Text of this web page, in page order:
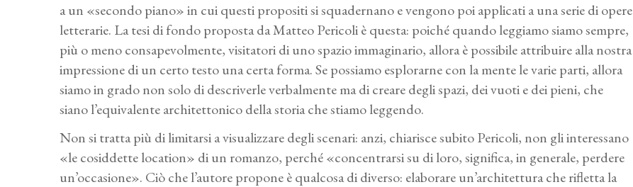
a un «secondo piano» in cui questi propositi si squadernano e vengono poi applicati a una serie di opere
letterarie. La tesi di fondo proposta da Matteo Pericoli è questa: poiché quando leggiamo siamo sempre,
più o meno consapevolmente, visitatori di uno spazio immaginario, allora è possibile attribuire alla nostra
impressione di un certo testo una certa forma. Se possiamo esplorarne con la mente le varie parti, allora
siamo in grado non solo di descriverle verbalmente ma di creare degli spazi, dei vuoti e dei pieni, che
siano l’equivalente architettonico della storia che stiamo leggendo.
Non si tratta più di limitarsi a visualizzare degli scenari: anzi, chiarisce subito Pericoli, non gli interessano
«le cosiddette location» di un romanzo, perché «concentrarsi su di loro, significa, in generale, perdere
un’occasione». Ciò che l’autore propone è qualcosa di diverso: elaborare un’architettura che rifletta la